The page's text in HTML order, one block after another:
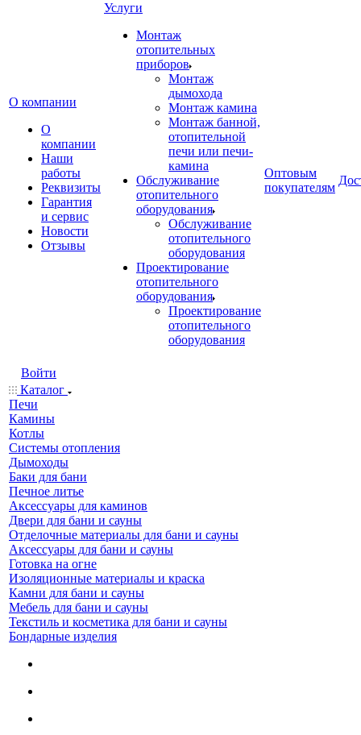
О компании
О
компании
Наши
работы
Реквизиты
Гарантия
и сервис
Новости
Отзывы
Услуги
Монтаж
отопительных
приборов
Монтаж
дымохода
Монтаж камина
Монтаж банной,
отопительной
печи или печи-
камина
Обслуживание
отопительного
оборудования
Обслуживание
отопительного
оборудования
Проектирование
отопительного
оборудования
Проектирование
отопительного
оборудования
Оптовым
покупателям
Войти
Каталог
Печи
Камины
Котлы
Системы отопления
Дымоходы
Баки для бани
Печное литье
Аксессуары для каминов
Двери для бани и сауны
Отделочные материалы для бани и сауны
Аксессуары для бани и сауны
Готовка на огне
Изоляционные материалы и краска
Камни для бани и сауны
Мебель для бани и сауны
Текстиль и косметика для бани и сауны
Бондарные изделия